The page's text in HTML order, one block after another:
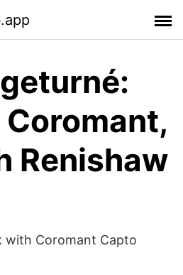
Renishaw
with Coromant Capto